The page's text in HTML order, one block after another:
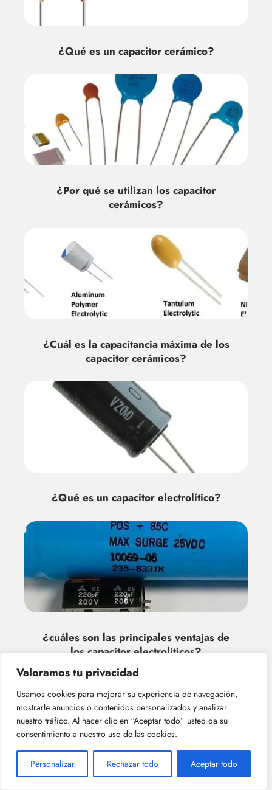
Valoramos tu privacidad
Usamos cookies para mejorar su experiencia de navegación,
mostrarle anuncios o contenidos personalizados y analizar
nuestro tráfico. Al hacer clic en “Aceptar todo” usted da su
consentimiento a nuestro uso de las cookies.
Personalizar Rechazar todo Aceptar todo
¿Qué es un capacitor cerámico?
¿Por qué se utilizan los capacitor
cerámicos?
¿Cuál es la capacitancia máxima de los
capacitor cerámicos?
¿Qué es un capacitor electrolítico?
¿cuáles son las principales ventajas de
los capacitor electrolíticos?
Deja una respuesta